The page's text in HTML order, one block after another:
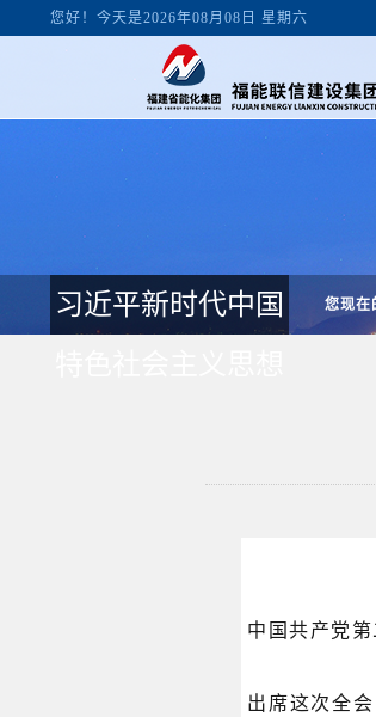
您好！今天是2026年08月08日 星期六
习近平新时代中国
您现在
中国共产党
出席这次全